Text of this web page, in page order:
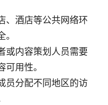
、酒店等公共网络环
或内容策划人员需要
用性。
员分配不同地区的访